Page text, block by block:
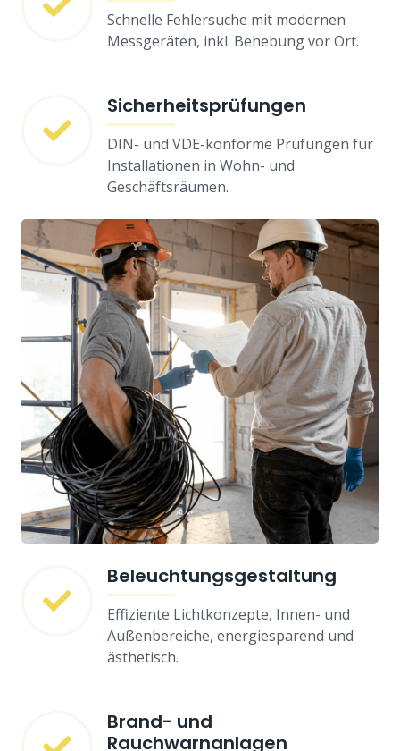
Schnelle Fehlersuche mit modernen
Messgeräten, inkl. Behebung vor Ort.
Sicherheitsprüfungen
DIN- und VDE-konforme Prüfungen für
Installationen in Wohn- und
Geschäftsräumen.
Beleuchtungsgestaltung
Effiziente Lichtkonzepte, Innen- und
Außenbereiche, energiesparend und
ästhetisch.
Brand- und
Rauchwarnanlagen